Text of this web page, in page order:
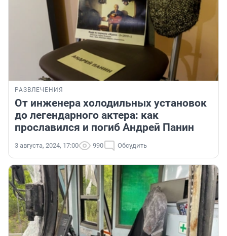
РАЗВЛЕЧЕНИЯ
От инженера холодильных установок
до легендарного актера: как
прославился и погиб Андрей Панин
3 августа, 2024, 17:00 990 Обсудить